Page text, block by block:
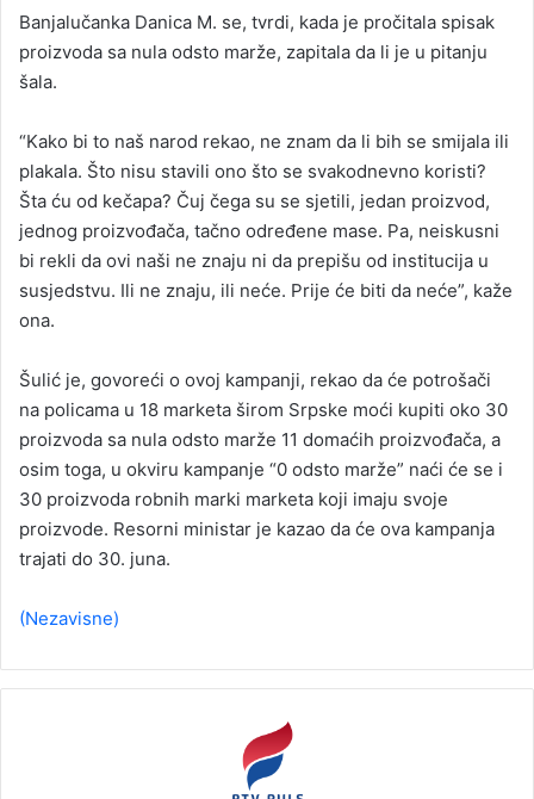
Banjalučanka Danica M. se, tvrdi, kada je pročitala spisak
proizvoda sa nula odsto marže, zapitala da li je u pitanju
šala.
“Kako bi to naš narod rekao, ne znam da li bih se smijala ili
plakala. Što nisu stavili ono što se svakodnevno koristi?
Šta ću od kečapa? Čuj čega su se sjetili, jedan proizvod,
jednog proizvođača, tačno određene mase. Pa, neiskusni
bi rekli da ovi naši ne znaju ni da prepišu od institucija u
susjedstvu. Ili ne znaju, ili neće. Prije će biti da neće”, kaže
ona.
Šulić je, govoreći o ovoj kampanji, rekao da će potrošači
na policama u 18 marketa širom Srpske moći kupiti oko 30
proizvoda sa nula odsto marže 11 domaćih proizvođača, a
osim toga, u okviru kampanje “0 odsto marže” naći će se i
30 proizvoda robnih marki marketa koji imaju svoje
proizvode. Resorni ministar je kazao da će ova kampanja
trajati do 30. juna.
(Nezavisne)